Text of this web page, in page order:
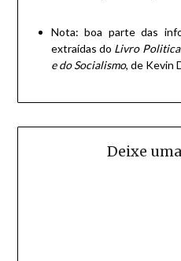
Nota: boa parte das
extraídas do Livro
e do Socialismo, de Kevin
Deixe